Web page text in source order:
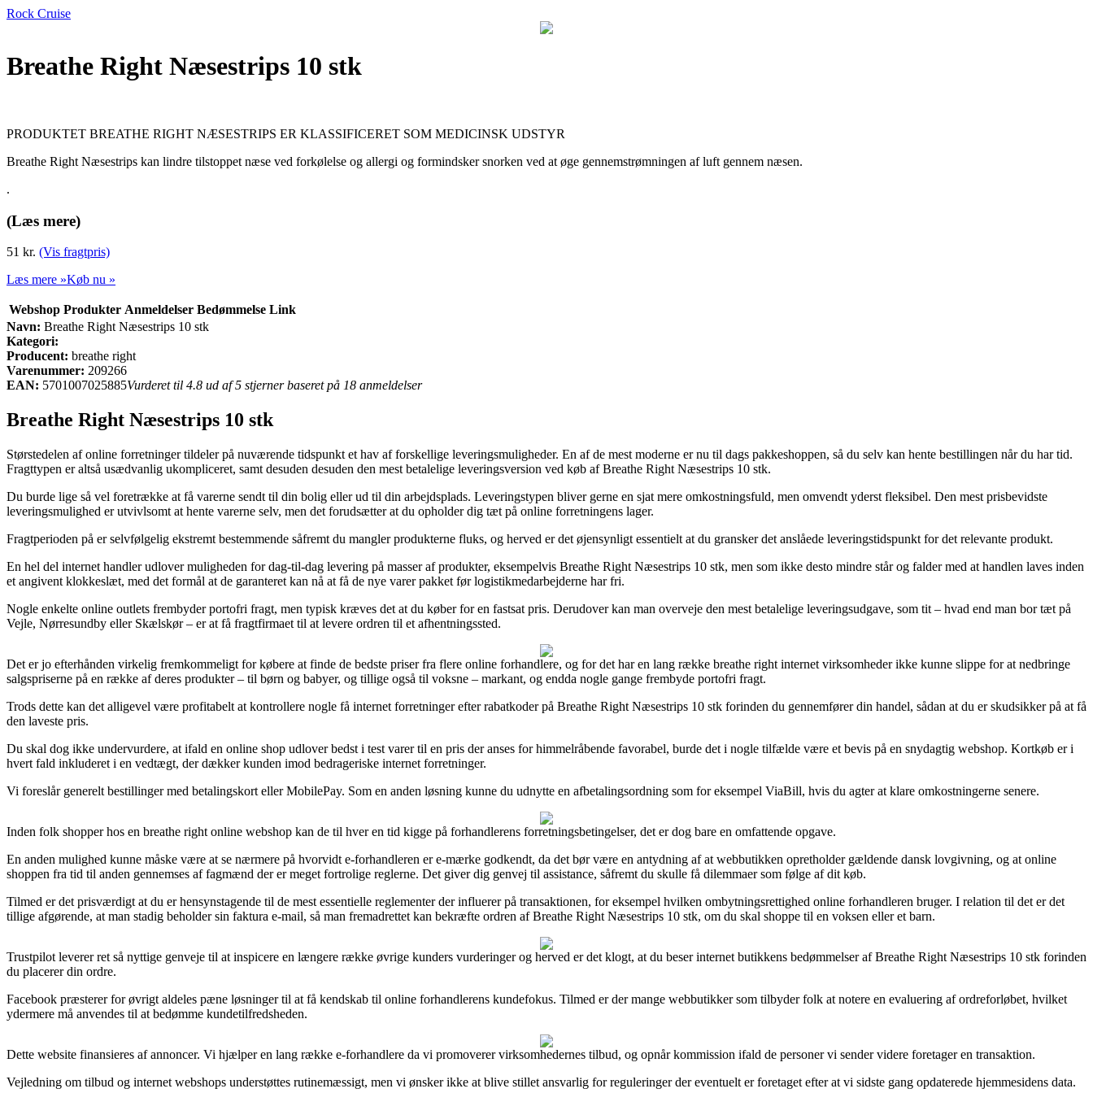
Rock Cruise
Breathe Right Næsestrips 10 stk
PRODUKTET BREATHE RIGHT NÆSESTRIPS ER KLASSIFICERET SOM MEDICINSK UDSTYR
Breathe Right Næsestrips kan lindre tilstoppet næse ved forkølelse og allergi og formindsker snorken ved at øge gennemstrømningen af luft gennem næsen.
.
(Læs mere)
51 kr. (Vis fragtpris)
Læs mere »Køb nu »
Webshop Produkter Anmeldelser Bedømmelse Link
Navn: Breathe Right Næsestrips 10 stk
Kategori:
Producent: breathe right
Varenummer: 209266
EAN: 5701007025885Vurderet til 4.8 ud af 5 stjerner baseret på 18 anmeldelser
Breathe Right Næsestrips 10 stk
Størstedelen af online forretninger tildeler på nuværende tidspunkt et hav af forskellige leveringsmuligheder. En af de mest moderne er nu til dags pakkeshoppen, så du selv kan hente bestillingen når du har tid.
Fragttypen er altså usædvanlig ukompliceret, samt desuden desuden den mest betalelige leveringsversion ved køb af Breathe Right Næsestrips 10 stk.
Du burde lige så vel foretrække at få varerne sendt til din bolig eller ud til din arbejdsplads. Leveringstypen bliver gerne en sjat mere omkostningsfuld, men omvendt yderst fleksibel. Den mest prisbevidste
leveringsmulighed er utvivlsomt at hente varerne selv, men det forudsætter at du opholder dig tæt på online forretningens lager.
Fragtperioden på er selvfølgelig ekstremt bestemmende såfremt du mangler produkterne fluks, og herved er det øjensynligt essentielt at du gransker det anslåede leveringstidspunkt for det relevante produkt.
En hel del internet handler udlover muligheden for dag-til-dag levering på masser af produkter, eksempelvis Breathe Right Næsestrips 10 stk, men som ikke desto mindre står og falder med at handlen laves inden
et angivent klokkeslæt, med det formål at de garanteret kan nå at få de nye varer pakket før logistikmedarbejderne har fri.
Nogle enkelte online outlets frembyder portofri fragt, men typisk kræves det at du køber for en fastsat pris. Derudover kan man overveje den mest betalelige leveringsudgave, som tit – hvad end man bor tæt på
Vejle, Nørresundby eller Skælskør – er at få fragtfirmaet til at levere ordren til et afhentningssted.
Det er jo efterhånden virkelig fremkommeligt for købere at finde de bedste priser fra flere online forhandlere, og for det har en lang række breathe right internet virksomheder ikke kunne slippe for at nedbringe
salgspriserne på en række af deres produkter – til børn og babyer, og tillige også til voksne – markant, og endda nogle gange frembyde portofri fragt.
Trods dette kan det alligevel være profitabelt at kontrollere nogle få internet forretninger efter rabatkoder på Breathe Right Næsestrips 10 stk forinden du gennemfører din handel, sådan at du er skudsikker på at få
den laveste pris.
Du skal dog ikke undervurdere, at ifald en online shop udlover bedst i test varer til en pris der anses for himmelråbende favorabel, burde det i nogle tilfælde være et bevis på en snydagtig webshop. Kortkøb er i
hvert fald inkluderet i en vedtægt, der dækker kunden imod bedrageriske internet forretninger.
Vi foreslår generelt bestillinger med betalingskort eller MobilePay. Som en anden løsning kunne du udnytte en afbetalingsordning som for eksempel ViaBill, hvis du agter at klare omkostningerne senere.
Inden folk shopper hos en breathe right online webshop kan de til hver en tid kigge på forhandlerens forretningsbetingelser, det er dog bare en omfattende opgave.
En anden mulighed kunne måske være at se nærmere på hvorvidt e-forhandleren er e-mærke godkendt, da det bør være en antydning af at webbutikken opretholder gældende dansk lovgivning, og at online
shoppen fra tid til anden gennemses af fagmænd der er meget fortrolige reglerne. Det giver dig genvej til assistance, såfremt du skulle få dilemmaer som følge af dit køb.
Tilmed er det prisværdigt at du er hensynstagende til de mest essentielle reglementer der influerer på transaktionen, for eksempel hvilken ombytningsrettighed online forhandleren bruger. I relation til det er det
tillige afgørende, at man stadig beholder sin faktura e-mail, så man fremadrettet kan bekræfte ordren af Breathe Right Næsestrips 10 stk, om du skal shoppe til en voksen eller et barn.
Trustpilot leverer ret så nyttige genveje til at inspicere en længere række øvrige kunders vurderinger og herved er det klogt, at du beser internet butikkens bedømmelser af Breathe Right Næsestrips 10 stk forinden
du placerer din ordre.
Facebook præsterer for øvrigt aldeles pæne løsninger til at få kendskab til online forhandlerens kundefokus. Tilmed er der mange webbutikker som tilbyder folk at notere en evaluering af ordreforløbet, hvilket
ydermere må anvendes til at bedømme kundetilfredsheden.
Dette website finansieres af annoncer. Vi hjælper en lang række e-forhandlere da vi promoverer virksomhedernes tilbud, og opnår kommission ifald de personer vi sender videre foretager en transaktion.
Vejledning om tilbud og internet webshops understøttes rutinemæssigt, men vi ønsker ikke at blive stillet ansvarlig for reguleringer der eventuelt er foretaget efter at vi sidste gang opdaterede hjemmesidens data.